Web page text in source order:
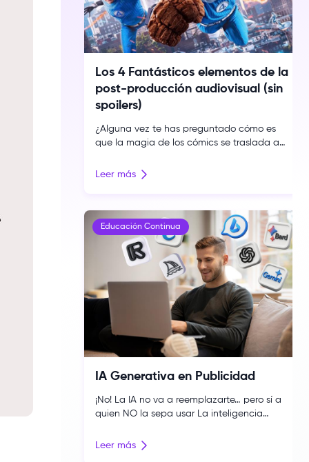
Los 4 Fantásticos elementos de la
post-producción audiovisual (sin
spoilers)
¿Alguna vez te has preguntado cómo es
que la magia de los cómics se traslada a
pensar que el talento de grandes figuras
películas de acción y superhéroes, pero la
realidad es que hay todo un equipo detrás
Leer más
Educación Continua
IA Generativa en Publicidad
¡No! La IA no va a reemplazarte… pero sí a
quien NO la sepa usar La inteligencia
revolucionando la publicidad digital al
Leer más